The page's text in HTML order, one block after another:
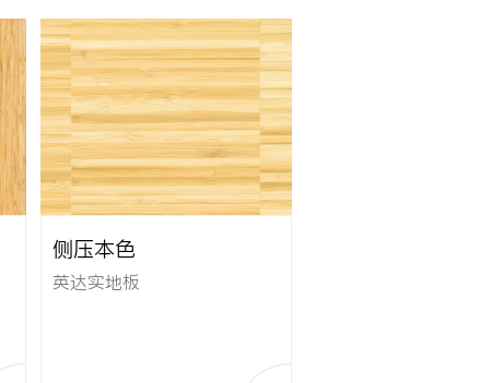
侧压本色
英达实地板